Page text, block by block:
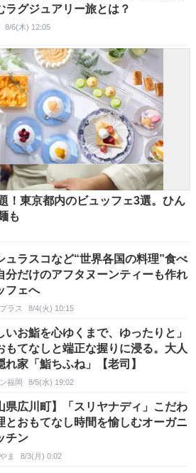
ラグジュアリー旅とは？
8/6(木) 12:05
！東京都内のビュッフェ3選。ひん
も
ュラスコなど“世界各国の料理”食べ
分だけのアフタヌーンティーも作れ
フェへ
ラス 8/4(火) 10:15
いお鮨を心ゆくまで、ゆったりと」
もてなしと端正な握りに浸る。大人
れ家「鮨ちふね」【老司】
福岡 8/5(水) 19:02
県広川町】「スリヤナディ」こだわ
とおもてなし時間を愉しむオーガニ
チン
ま 8/3(月) 0:02